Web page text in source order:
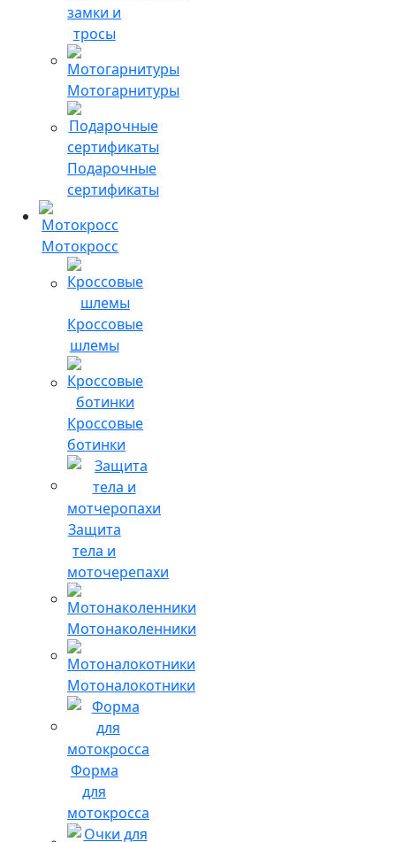
замки и
тросы
Мотогарнитуры
Подарочные
сертификаты
Мотокросс
Кроссовые
шлемы
Кроссовые
ботинки
Защита
тела и
моточерепахи
Мотонаколенники
Мотоналокотники
Форма
для
мотокросса